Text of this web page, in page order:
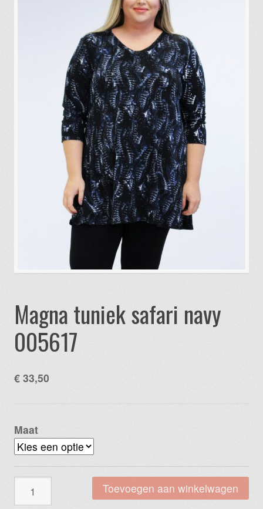
Magna tuniek safari navy
005617
€ 33,50
Maat
tuniek
Toevoegen aan winkelwagen